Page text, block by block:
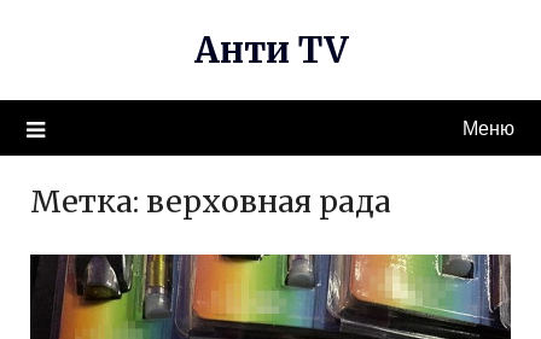
Анти TV
Меню
Метка: верховная рада